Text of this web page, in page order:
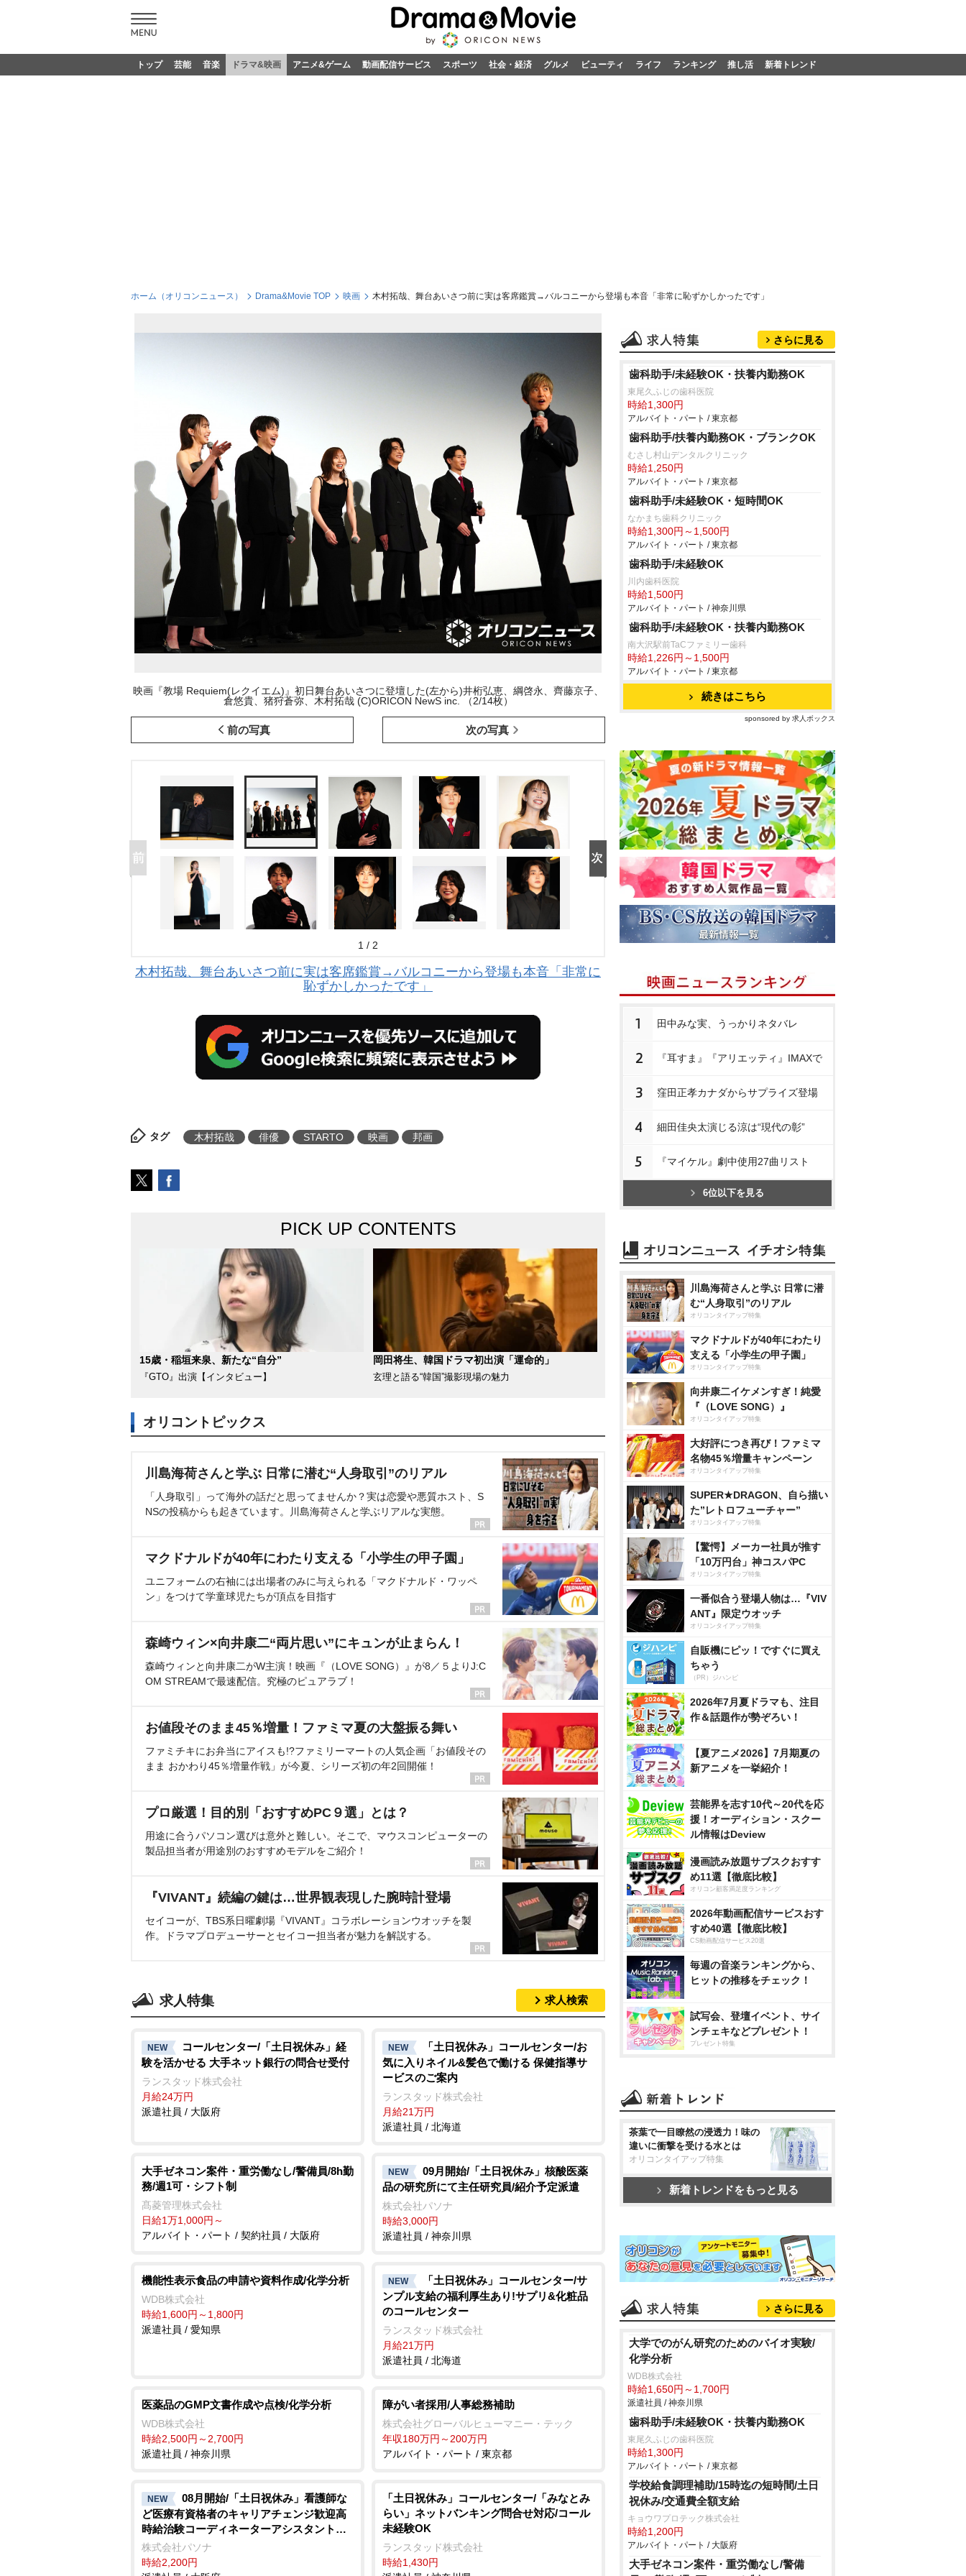
トップ 芸能 音楽 ドラマ&映画 アニメ&ゲーム 動画配信サービス スポーツ 社会・経済 グルメ ビューティ ライフ ランキング 推し活 新着トレンド
ホーム（オリコンニュース） Drama&Movie TOP 映画 木村拓哉、舞台あいさつ前に実は客席鑑賞→バルコニーから登場も本音「非常に恥ずかしかったです」
映画『教場 Requiem(レクイエム)』初日舞台あいさつに登壇した(左から)井桁弘恵、綱啓永、齊藤京子、
倉悠貴、猪狩蒼弥、木村拓哉 (C)ORICON NewS inc. （2/14枚）
前の写真 次の写真
1 / 2
木村拓哉、舞台あいさつ前に実は客席鑑賞→バルコニーから登場も本音「非常に
恥ずかしかったです」
タグ 木村拓哉 俳優 STARTO 映画 邦画
PICK UP CONTENTS
15歳・稲垣来泉、新たな“自分”
『GTO』出演【インタビュー】
岡田将生、韓国ドラマ初出演「運命的」
玄理と語る“韓国”撮影現場の魅力
オリコントピックス
川島海荷さんと学ぶ 日常に潜む“人身取引”のリアル
「人身取引」って海外の話だと思ってませんか？実は恋愛や悪質ホスト、S
NSの投稿からも起きています。川島海荷さんと学ぶリアルな実態。
マクドナルドが40年にわたり支える「小学生の甲子園」
ユニフォームの右袖には出場者のみに与えられる「マクドナルド・ワッペ
ン」をつけて学童球児たちが頂点を目指す
森崎ウィン×向井康二“両片思い”にキュンが止まらん！
森崎ウィンと向井康二がW主演！映画『（LOVE SONG）』が8／５よりJ:C
OM STREAMで最速配信。究極のピュアラブ！
お値段そのまま45％増量！ファミマ夏の大盤振る舞い
ファミチキにお弁当にアイスも!?ファミリーマートの人気企画「お値段その
まま おかわり45％増量作戦」が今夏、シリーズ初の年2回開催！
プロ厳選！目的別「おすすめPC９選」とは？
用途に合うパソコン選びは意外と難しい。そこで、マウスコンピューターの
製品担当者が用途別のおすすめモデルをご紹介！
『VIVANT』続編の鍵は…世界観表現した腕時計登場
セイコーが、TBS系日曜劇場『VIVANT』コラボレーションウオッチを製
作。ドラマプロデューサーとセイコー担当者が魅力を解説する。
求人特集 求人検索
NEW
コールセンター/「土日祝休み」経
験を活かせる 大手ネット銀行の問合せ受付
ランスタッド株式会社
月給24万円
派遣社員 / 大阪府
NEW
「土日祝休み」コールセンター/お
気に入りネイル&髪色で働ける 保健指導サ
ービスのご案内
ランスタッド株式会社
月給21万円
派遣社員 / 北海道
大手ゼネコン案件・重労働なし/警備員/8h勤
務/週1可・シフト制
髙菱管理株式会社
日給1万1,000円～
アルバイト・パート / 契約社員 / 大阪府
NEW
09月開始/「土日祝休み」核酸医薬
品の研究所にて主任研究員/紹介予定派遣
株式会社パソナ
時給3,000円
派遣社員 / 神奈川県
機能性表示食品の申請や資料作成/化学分析
WDB株式会社
時給1,600円～1,800円
派遣社員 / 愛知県
NEW
「土日祝休み」コールセンター/サ
ンプル支給の福利厚生あり!サプリ&化粧品
のコールセンター
ランスタッド株式会社
月給21万円
派遣社員 / 北海道
医薬品のGMP文書作成や点検/化学分析
WDB株式会社
時給2,500円～2,700円
派遣社員 / 神奈川県
障がい者採用/人事総務補助
株式会社グローバルヒューマニー・テック
年収180万円～200万円
アルバイト・パート / 東京都
NEW
08月開始/「土日祝休み」看護師な
ど医療有資格者のキャリアチェンジ歓迎高
時給治験コーディネーターアシスタントの
お仕事/未経験OK/残業なし
株式会社パソナ
時給2,200円
「土日祝休み」コールセンター/「みなとみ
らい」ネットバンキング問合せ対応/コール
未経験OK
ランスタッド株式会社
時給1,430円
さらに見る
歯科助手/未経験OK・扶養内勤務OK
東尾久ふじの歯科医院
時給1,300円
アルバイト・パート / 東京都
歯科助手/扶養内勤務OK・ブランクOK
むさし村山デンタルクリニック
時給1,250円
アルバイト・パート / 東京都
歯科助手/未経験OK・短時間OK
なかまち歯科クリニック
時給1,300円～1,500円
アルバイト・パート / 東京都
歯科助手/未経験OK
川内歯科医院
時給1,500円
アルバイト・パート / 神奈川県
歯科助手/未経験OK・扶養内勤務OK
南大沢駅前TaCファミリー歯科
時給1,226円～1,500円
アルバイト・パート / 東京都
続きはこちら
sponsored by 求人ボックス
1 田中みな実、うっかりネタバレ
2 『耳すま』『アリエッティ』IMAXで
3 窪田正孝カナダからサプライズ登場
4 細田佳央太演じる涼は“現代の彰”
5 『マイケル』劇中使用27曲リスト
6位以下を見る
川島海荷さんと学ぶ 日常に潜
む“人身取引”のリアル
オリコンタイアップ特集
マクドナルドが40年にわたり
支える「小学生の甲子園」
オリコンタイアップ特集
向井康二イケメンすぎ！純愛
『（LOVE SONG）』
オリコンタイアップ特集
大好評につき再び！ファミマ
名物45％増量キャンペーン
オリコンタイアップ特集
SUPER★DRAGON、自ら描い
た”レトロフューチャー”
オリコンタイアップ特集
【驚愕】メーカー社員が推す
「10万円台」神コスパPC
オリコンタイアップ特集
一番似合う登場人物は…『VIV
ANT』限定ウオッチ
オリコンタイアップ特集
自販機にピッ！ですぐに買え
ちゃう
（PR）ジハンピ
2026年7月夏ドラマも、注目
作＆話題作が勢ぞろい！
【夏アニメ2026】7月期夏の
新アニメを一挙紹介！
芸能界を志す10代～20代を応
援！オーディション・スクー
ル情報はDeview
漫画読み放題サブスクおすす
め11選【徹底比較】
オリコン顧客満足度ランキング
2026年動画配信サービスおす
すめ40選【徹底比較】
CS動画配信サービス20選
毎週の音楽ランキングから、
ヒットの推移をチェック！
試写会、登壇イベント、サイ
ンチェキなどプレゼント！
プレゼント特集
茶葉で一目瞭然の浸透力！味の
違いに衝撃を受ける水とは
オリコンタイアップ特集
新着トレンドをもっと見る
さらに見る
大学でのがん研究のためのバイオ実験/
化学分析
WDB株式会社
時給1,650円～1,700円
派遣社員 / 神奈川県
歯科助手/未経験OK・扶養内勤務OK
東尾久ふじの歯科医院
時給1,300円
アルバイト・パート / 東京都
学校給食調理補助/15時迄の短時間/土日
祝休み/交通費全額支給
キョウワプロテック株式会社
時給1,200円
アルバイト・パート / 大阪府
大手ゼネコン案件・重労働なし/警備